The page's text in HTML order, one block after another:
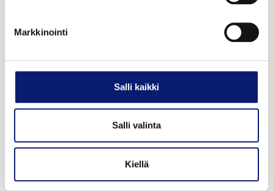
Markkinointi
Salli kaikki
Salli valinta
Kiellä
Sähkö Bilia | Polestar Helsinki
LONG RANGE DUAL MOTOR PRIME
57 280 € alk. 638 €/kk